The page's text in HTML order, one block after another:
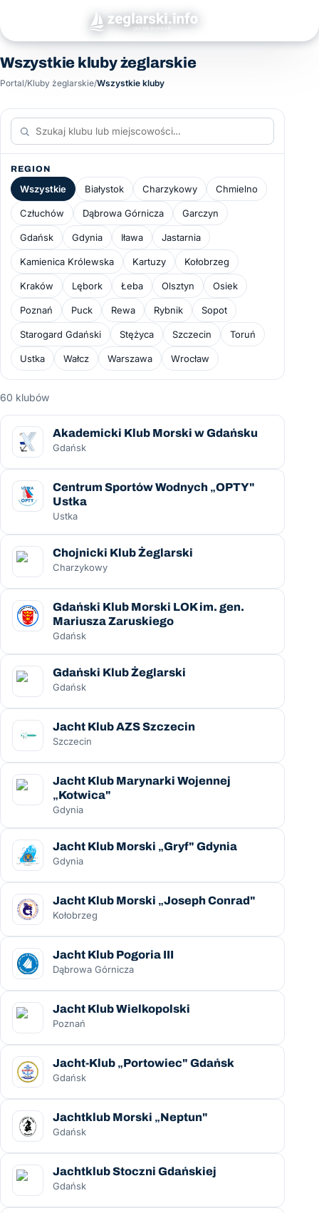
Wszystkie kluby żeglarskie
Portal/Kluby żeglarskie/Wszystkie kluby
REGION
Wszystkie Białystok Charzykowy Chmielno
Człuchów Dąbrowa Górnicza Garczyn
Gdańsk Gdynia Iława Jastarnia
Kamienica Królewska Kartuzy Kołobrzeg
Kraków Lębork Łeba Olsztyn Osiek
Poznań Puck Rewa Rybnik Sopot
Starogard Gdański Stężyca Szczecin Toruń
Ustka Wałcz Warszawa Wrocław
60 klubów
Akademicki Klub Morski w Gdańsku
Gdańsk
Centrum Sportów Wodnych „OPTY"
Ustka
Ustka
Chojnicki Klub Żeglarski
Charzykowy
Gdański Klub Morski LOK im. gen.
Mariusza Zaruskiego
Gdańsk
Gdański Klub Żeglarski
Gdańsk
Jacht Klub AZS Szczecin
Szczecin
Jacht Klub Marynarki Wojennej
„Kotwica"
Gdynia
Jacht Klub Morski „Gryf" Gdynia
Gdynia
Jacht Klub Morski „Joseph Conrad"
Kołobrzeg
Jacht Klub Pogoria III
Dąbrowa Górnicza
Jacht Klub Wielkopolski
Poznań
Jacht-Klub „Portowiec" Gdańsk
Gdańsk
Jachtklub Morski „Neptun"
Gdańsk
Jachtklub Stoczni Gdańskiej
Gdańsk